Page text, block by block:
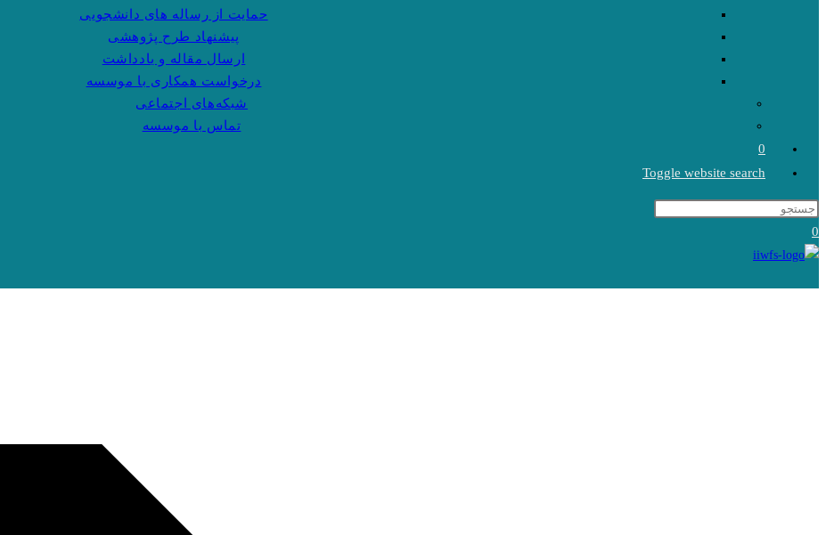
حمایت از رساله های دانشجویی
پیشنهاد طرح پژوهشی
ارسال مقاله و یادداشت
درخواست همکاری با موسسه
شبکه‌های اجتماعی
تماس با موسسه
0
Toggle website search
0